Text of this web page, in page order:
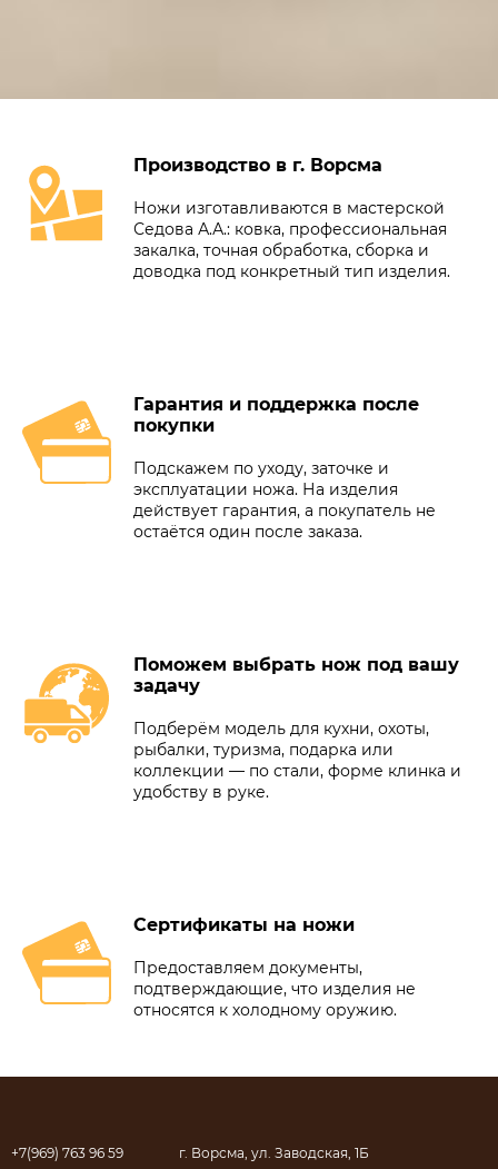
Производство в г. Ворсма
Ножи изготавливаются в мастерской
Седова А.А.: ковка, профессиональная
закалка, точная обработка, сборка и
доводка под конкретный тип изделия.
Гарантия и поддержка после
покупки
Подскажем по уходу, заточке и
эксплуатации ножа. На изделия
действует гарантия, а покупатель не
остаётся один после заказа.
Поможем выбрать нож под вашу
задачу
Подберём модель для кухни, охоты,
рыбалки, туризма, подарка или
коллекции — по стали, форме клинка и
удобству в руке.
Сертификаты на ножи
Предоставляем документы,
подтверждающие, что изделия не
относятся к холодному оружию.
+7(969) 763 96 59 г. Ворсма, ул. Заводская, 1Б